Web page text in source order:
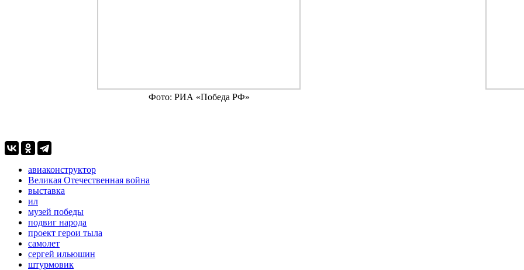
Фото: РИА «Победа РФ»
авиаконструктор
Великая Отечественная война
выставка
ил
музей победы
подвиг народа
проект герои тыла
самолет
сергей ильюшин
штурмовик